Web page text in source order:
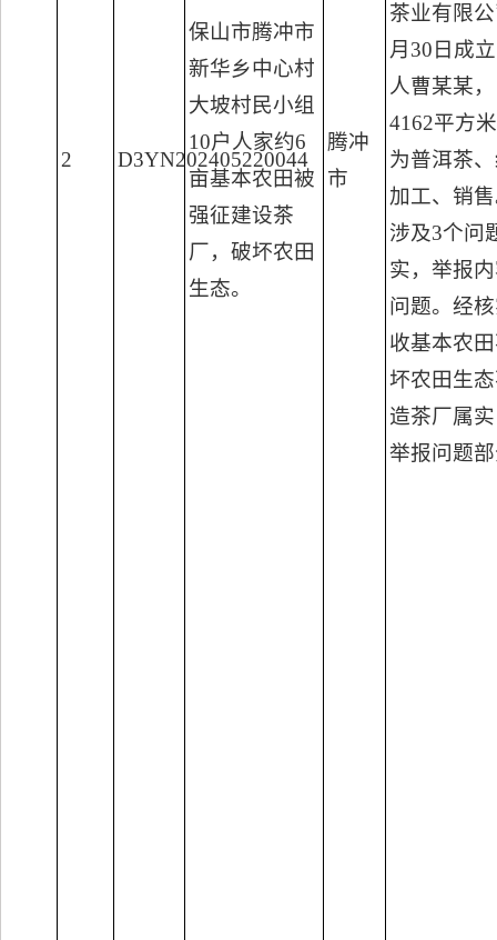
2 D3YN202405220044
保山市腾冲市
新华乡中心村
大坡村民小组
10户人家约6
亩基本农田被
强征建设茶
厂，破坏农田
生态。
腾冲
市
茶业有限
月30日成
人曹某某
4162平方
为普洱茶
加工、销
涉及3个问
实，举报
问题。经
收基本农
坏农田生
造茶厂属
举报问题